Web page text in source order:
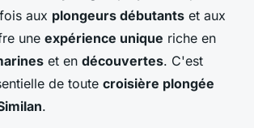
aux plongeurs débutants et aux
une expérience unique riche en
et en découvertes. C'est
de toute croisière plongée
.